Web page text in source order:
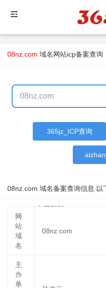
08nz.com 域名网站icp备案查询
365jz_ICP查询
08nz.com 域名备案查询信息 以
立即更新
网
站
域
名
08nz.com
主
办
单